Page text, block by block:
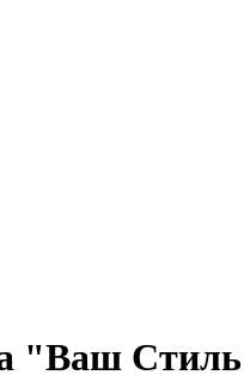
"Ваш